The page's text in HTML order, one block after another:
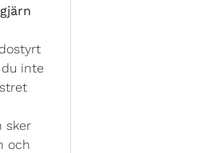
inte
sker
och